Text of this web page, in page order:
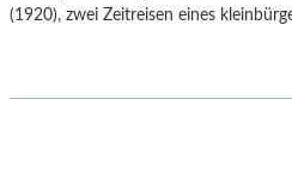
(1920), zwei Zeitreisen eines